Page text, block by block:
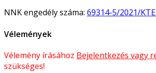
NNK engedély száma: 69314-5/2021/
Vélemények
Vélemény írásához Bejelentkezés vagy
szükséges!